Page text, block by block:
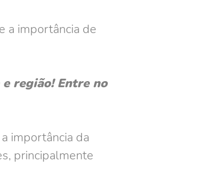
a importância de
e região! Entre no
importância da
principalmente